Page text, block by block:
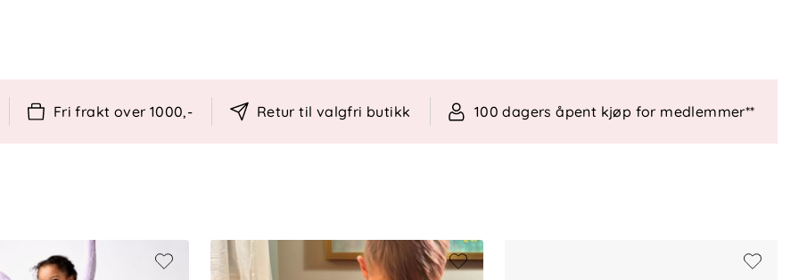
Fri frakt over 1000,- Retur til valgfri butikk 100 dagers åpent kjøp for medlemmer**